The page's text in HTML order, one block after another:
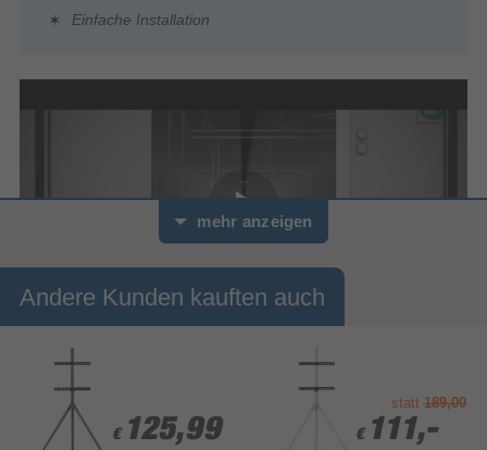
Einfache Installation
Sekunden
vogels
Vogel's
mehr anzeigen
Andere Kunden kauften auch
€ 125,99
€ 125,99
statt189,00
€ 111,-
€ 111,-